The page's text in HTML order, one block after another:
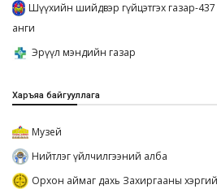
Шүүхийн шийдвэр гүйцэтгэх газар-
анги
Эрүүл мэндийн газар
Харъяа байгууллага
Музей
Нийтлэг үйлчилгээний алба
Орхон аймаг дахь Захиргааны